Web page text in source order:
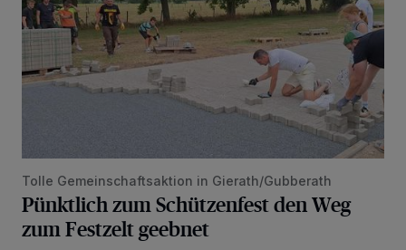
Tolle Gemeinschaftsaktion in Gierath/Gubberath
Pünktlich zum Schützenfest den Weg
zum Festzelt geebnet